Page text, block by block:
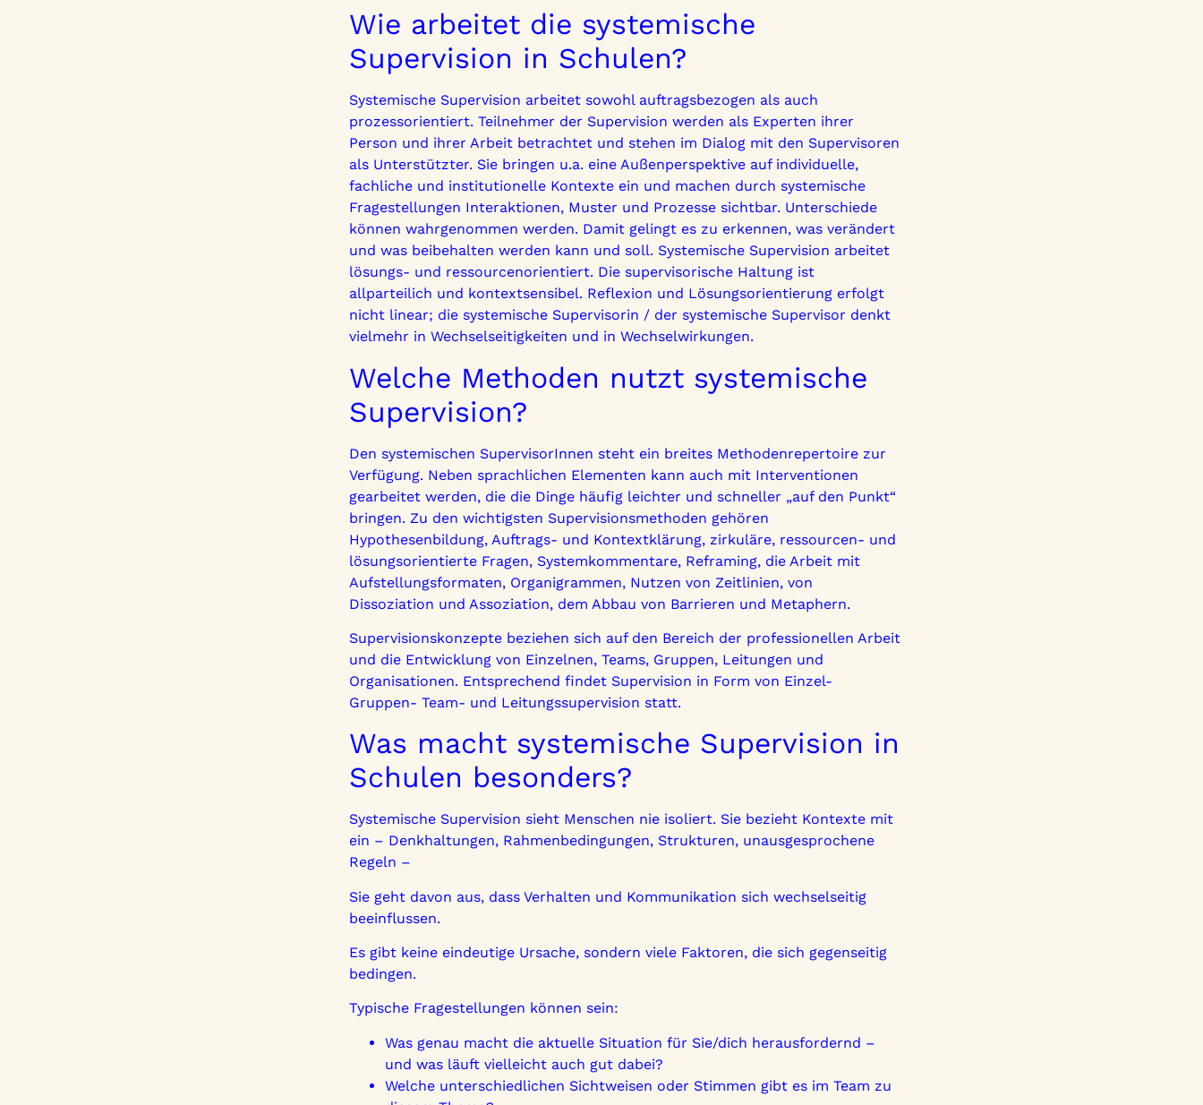
Wie arbeitet die systemische
Supervision in Schulen?
Systemische Supervision arbeitet sowohl auftragsbezogen als auch
prozessorientiert. Teilnehmer der Supervision werden als Experten ihrer
Person und ihrer Arbeit betrachtet und stehen im Dialog mit den Supervisoren
als Unterstützter. Sie bringen u.a. eine Außenperspektive auf individuelle,
fachliche und institutionelle Kontexte ein und machen durch systemische
Fragestellungen Interaktionen, Muster und Prozesse sichtbar. Unterschiede
können wahrgenommen werden. Damit gelingt es zu erkennen, was verändert
und was beibehalten werden kann und soll. Systemische Supervision arbeitet
lösungs- und ressourcenorientiert. Die supervisorische Haltung ist
allparteilich und kontextsensibel. Reflexion und Lösungsorientierung erfolgt
nicht linear; die systemische Supervisorin / der systemische Supervisor denkt
vielmehr in Wechselseitigkeiten und in Wechselwirkungen.
Welche Methoden nutzt systemische
Supervision?
Den systemischen SupervisorInnen steht ein breites Methodenrepertoire zur
Verfügung. Neben sprachlichen Elementen kann auch mit Interventionen
gearbeitet werden, die die Dinge häufig leichter und schneller „auf den Punkt“
bringen. Zu den wichtigsten Supervisionsmethoden gehören
Hypothesenbildung, Auftrags- und Kontextklärung, zirkuläre, ressourcen- und
lösungsorientierte Fragen, Systemkommentare, Reframing, die Arbeit mit
Aufstellungsformaten, Organigrammen, Nutzen von Zeitlinien, von
Dissoziation und Assoziation, dem Abbau von Barrieren und Metaphern.
Supervisionskonzepte beziehen sich auf den Bereich der professionellen Arbeit
und die Entwicklung von Einzelnen, Teams, Gruppen, Leitungen und
Organisationen. Entsprechend findet Supervision in Form von Einzel-
Gruppen- Team- und Leitungssupervision statt.
Was macht systemische Supervision in
Schulen besonders?
Systemische Supervision sieht Menschen nie isoliert. Sie bezieht Kontexte mit
ein – Denkhaltungen, Rahmenbedingungen, Strukturen, unausgesprochene
Regeln –
Sie geht davon aus, dass Verhalten und Kommunikation sich wechselseitig
beeinflussen.
Es gibt keine eindeutige Ursache, sondern viele Faktoren, die sich gegenseitig
bedingen.
Typische Fragestellungen können sein:
Was genau macht die aktuelle Situation für Sie/dich herausfordernd –
und was läuft vielleicht auch gut dabei?
Welche unterschiedlichen Sichtweisen oder Stimmen gibt es im Team zu